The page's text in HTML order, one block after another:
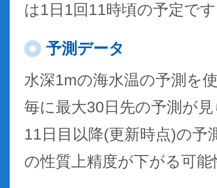
は1日1回11時頃の予定で
予測データ
水深1mの海水温の予測を
毎に最大30日先の予測が
11日目以降(更新時点)の予
の性質上精度が下がる可